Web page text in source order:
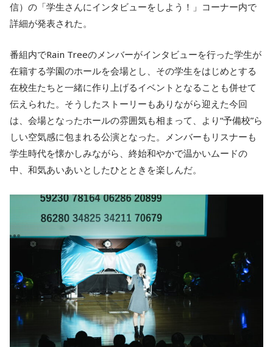
信）の「学生さんにインタビューをしよう！」コーナー内で
詳細が発表された。
番組内でRain Treeのメンバーがインタビューを行った学生が
在籍する学園のホールを会場とし、その学生をはじめとする
在校生たちと一緒に作り上げるイベントとなることも併せて
伝えられた。そうしたストーリーもありながら迎えた今回
は、会場となったホールの雰囲気も相まって、より“予備校”ら
しい空気感に包まれる公演となった。メンバーもリスナーも
学生時代を懐かしみながら、終始和やかで温かいムードの
中、和気あいあいとしたひとときを楽しんだ。